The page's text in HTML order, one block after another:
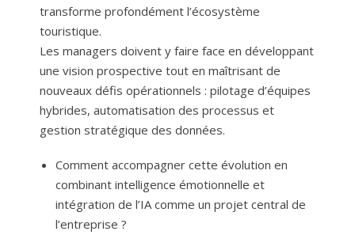
transforme profondément l’écosystème
touristique.
Les managers doivent y faire face en développant
une vision prospective tout en maîtrisant de
nouveaux défis opérationnels : pilotage d’équipes
hybrides, automatisation des processus et
gestion stratégique des données.
Comment accompagner cette évolution en
combinant intelligence émotionnelle et
intégration de l’IA comme un projet central de
l’entreprise ?